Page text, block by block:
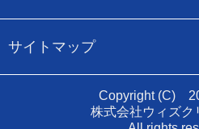
サイトマップ
Copyright (C)
株式会社ウィズク